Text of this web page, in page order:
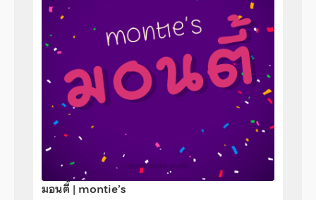
มอนตี้ | montie’s